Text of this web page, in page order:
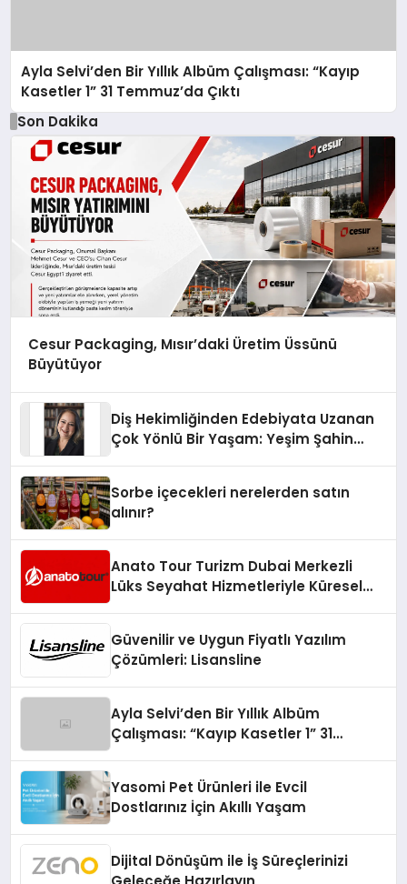
Ayla Selvi’den Bir Yıllık Albüm Çalışması: “Kayıp
Kasetler 1” 31 Temmuz’da Çıktı
Son Dakika
Cesur Packaging, Mısır’daki Üretim Üssünü
Büyütüyor
Diş Hekimliğinden Edebiyata Uzanan
Çok Yönlü Bir Yaşam: Yeşim Şahin
Sorbe içecekleri nerelerden satın
alınır?
Anato Tour Turizm Dubai Merkezli
Lüks Seyahat Hizmetleriyle Küresel
Güvenilir ve Uygun Fiyatlı Yazılım
Çözümleri: Lisansline
Ayla Selvi’den Bir Yıllık Albüm
Çalışması: “Kayıp Kasetler 1” 31
Yasomi Pet Ürünleri ile Evcil
Dostlarınız İçin Akıllı Yaşam
Dijital Dönüşüm ile İş Süreçlerinizi